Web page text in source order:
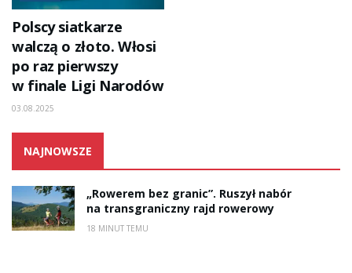
Polscy siatkarze
walczą o złoto. Włosi
po raz pierwszy
w finale Ligi Narodów
03.08.2025
NAJNOWSZE
„Rowerem bez granic”. Ruszył nabór
na transgraniczny rajd rowerowy
18 MINUT TEMU